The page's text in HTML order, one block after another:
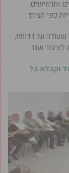
ותרחישים
כפי הצורך.
על גדותיו,
ועוד.
וקבלת כל